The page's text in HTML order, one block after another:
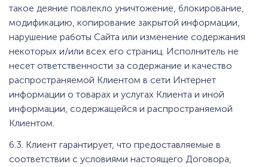
такое деяние повлекло уничтожение, блокирование,
модификацию, копирование закрытой информации,
нарушение работы Сайта или изменение содержания
некоторых и/или всех его страниц. Исполнитель не
несет ответственности за содержание и качество
распространяемой Клиентом в сети Интернет
информации о товарах и услугах Клиента и иной
информации, содержащейся и распространяемой
Клиентом.
6.3. Клиент гарантирует, что предоставляемые в
соответствии с условиями настоящего Договора,